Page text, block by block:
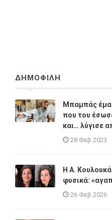
ΔΗΜΟΦΙΛΗ
Μπαμπάς
που του
και… λύγισε
28 Φεβ 2023
Η A.
φυσικά:
26 Φεβ 2026